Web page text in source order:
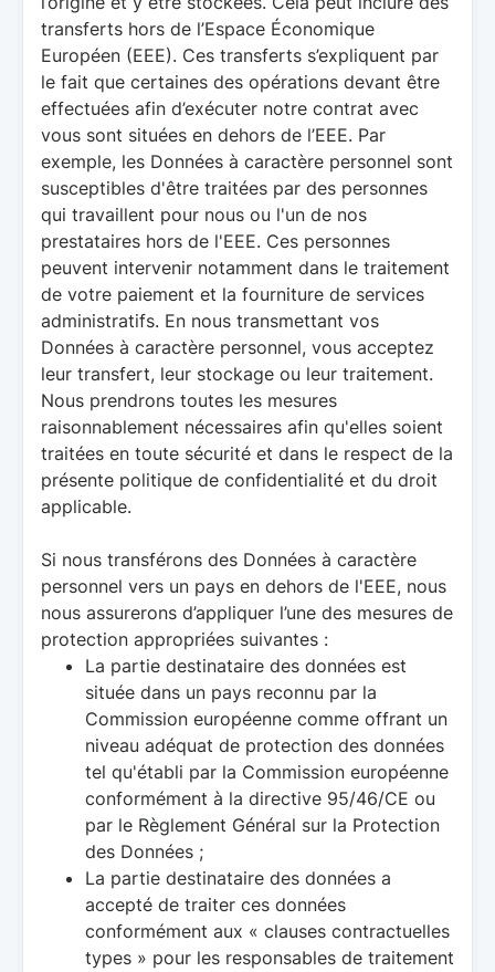
transferts hors de l’Espace Économique
Européen (EEE). Ces transferts s’expliquent par
le fait que certaines des opérations devant être
effectuées afin d’exécuter notre contrat avec
vous sont situées en dehors de l’EEE. Par
exemple, les Données à caractère personnel sont
susceptibles d'être traitées par des personnes
qui travaillent pour nous ou l'un de nos
prestataires hors de l'EEE. Ces personnes
peuvent intervenir notamment dans le traitement
de votre paiement et la fourniture de services
administratifs. En nous transmettant vos
Données à caractère personnel, vous acceptez
leur transfert, leur stockage ou leur traitement.
Nous prendrons toutes les mesures
raisonnablement nécessaires afin qu'elles soient
traitées en toute sécurité et dans le respect de la
présente politique de confidentialité et du droit
applicable.
Si nous transférons des Données à caractère
personnel vers un pays en dehors de l'EEE, nous
nous assurerons d’appliquer l’une des mesures de
protection appropriées suivantes :
La partie destinataire des données est
située dans un pays reconnu par la
Commission européenne comme offrant un
niveau adéquat de protection des données
tel qu'établi par la Commission européenne
conformément à la directive 95/46/CE ou
par le Règlement Général sur la Protection
des Données ;
La partie destinataire des données a
accepté de traiter ces données
conformément aux « clauses contractuelles
types » pour les responsables de traitement